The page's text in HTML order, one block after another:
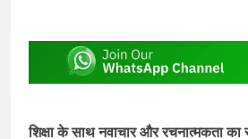
शिक्षा के साथ नवाचार और रचनात्मकता का